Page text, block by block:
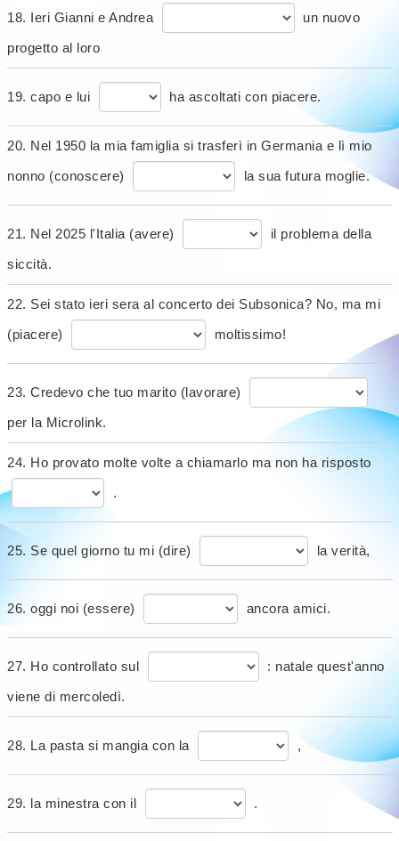
18. Ieri Gianni e Andrea
un nuovo
progetto al loro
19. capo e lui ha ascoltati con piacere.
20. Nel 1950 la mia famiglia si trasferì in Germania e lì mio
nonno (conoscere)
la sua futura moglie.
21. Nel 2025 l'Italia (avere)
il problema della
siccità.
22. Sei stato ieri sera al concerto dei Subsonica? No, ma mi
(piacere)
moltissimo!
23. Credevo che tuo marito (lavorare)
per la Microlink.
24. Ho provato molte volte a chiamarlo ma non ha risposto
.
25. Se quel giorno tu mi (dire) la verità,
26. oggi noi (essere) ancora amici.
27. Ho controllato sul
: natale quest'anno
viene di mercoledì.
28. La pasta si mangia con la ,
29. la minestra con il .